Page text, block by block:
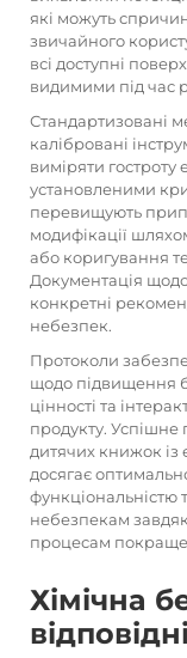
які можуть
звичайного
всі доступні
видимими під час
Стандартизовані
калібровані
виміряти гостроту
установленими
перевищують
модифікації
або коригування
Документація
конкретні
небезпек.
Протоколи
щодо підвищення
цінності та
продукту.
дитячих книжок
досягає
функціональністю
небезпекам
процесам
Хімічна